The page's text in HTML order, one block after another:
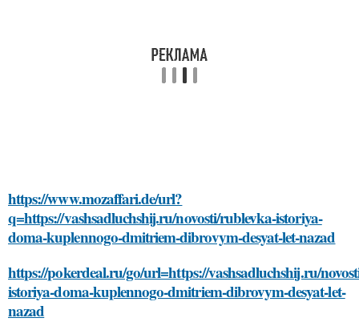
https://www.mozaffari.de/url?
q=https://vashsadluchshij.ru/novosti/rublevka-istoriya-
doma-kuplennogo-dmitriem-dibrovym-desyat-let-nazad
https://pokerdeal.ru/go/url=https://vashsadluchshij.ru/
istoriya-doma-kuplennogo-dmitriem-dibrovym-desyat-let-
nazad